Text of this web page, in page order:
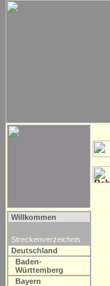
Willkommen
Streckenverzeichnis
Deutschland
Baden-
Württemberg
Bayern